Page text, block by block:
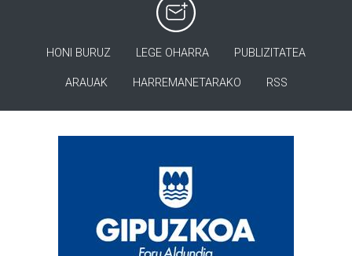
HONI BURUZ LEGE OHARRA PUBLIZITATEA
ARAUAK HARREMANETARAKO RSS